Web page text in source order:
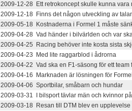
2009-12-28 Ett retrokoncept skulle kunna vara
2009-12-18 Finns det någon utveckling av
2009-05-18 Kostnaderna i Formel 1 måste
2009-04-28 Vad händer i bilvärlden och var
2009-04-25 Racing behöver inte kosta sista
2009-04-23 Med lite raggarblod i ådrorna
2009-04-22 Vad ska en F1-säsong för ett team
2009-04-16 Marknaden är lösningen för
2009-04-06 Sportbilar, småbarn och hundar
2009-03-31 I bilsport tävlar män och kvinnor
2009-03-18 Resan till DTM blev en upplevelse